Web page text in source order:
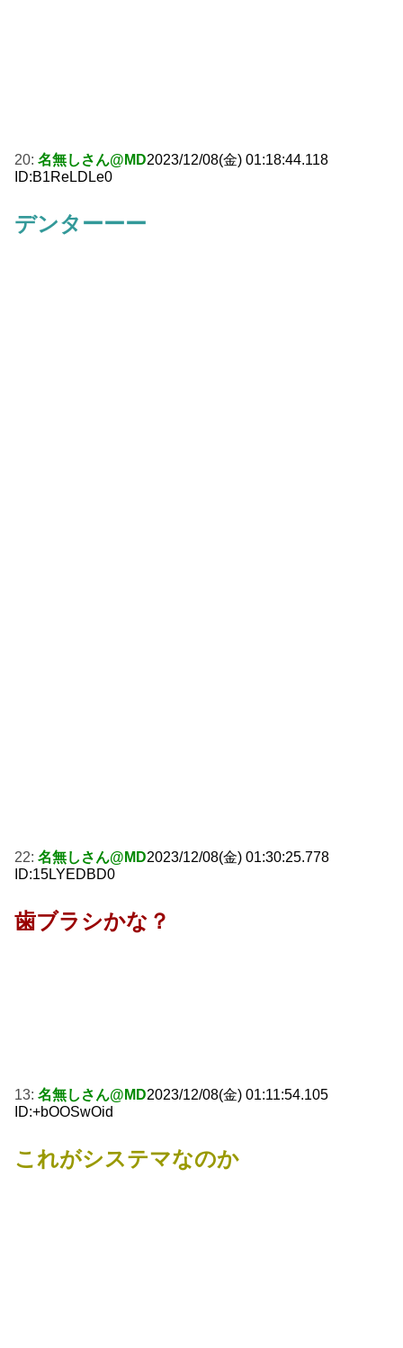
20: 名無しさん@MD2023/12/08(金) 01:18:44.118
ID:B1ReLDLe0
デンターーー
22: 名無しさん@MD2023/12/08(金) 01:30:25.778
ID:15LYEDBD0
歯ブラシかな？
13: 名無しさん@MD2023/12/08(金) 01:11:54.105
ID:+bOOSwOid
これがシステマなのか